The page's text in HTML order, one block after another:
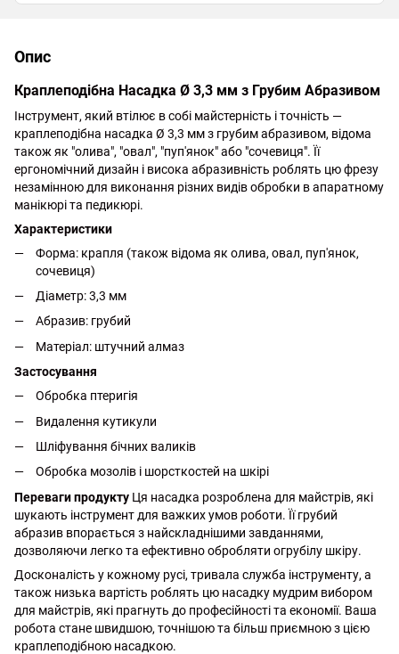
Опис
Краплеподібна Насадка Ø 3,3 мм з Грубим Абразивом
Інструмент, який втілює в собі майстерність і точність —
краплеподібна насадка Ø 3,3 мм з грубим абразивом, відома
також як "олива", "овал", "пуп'янок" або "сочевиця". Її
ергономічний дизайн і висока абразивність роблять цю фрезу
незамінною для виконання різних видів обробки в апаратному
манікюрі та педикюрі.
Характеристики
Форма: крапля (також відома як олива, овал, пуп'янок,
сочевиця)
Діаметр: 3,3 мм
Абразив: грубий
Матеріал: штучний алмаз
Застосування
Обробка птеригія
Видалення кутикули
Шліфування бічних валиків
Обробка мозолів і шорсткостей на шкірі
Переваги продукту Ця насадка розроблена для майстрів, які
шукають інструмент для важких умов роботи. Її грубий
абразив впорається з найскладнішими завданнями,
дозволяючи легко та ефективно обробляти огрубілу шкіру.
Досконалість у кожному русі, тривала служба інструменту, а
також низька вартість роблять цю насадку мудрим вибором
для майстрів, які прагнуть до професійності та економії. Ваша
робота стане швидшою, точнішою та більш приємною з цією
краплеподібною насадкою.